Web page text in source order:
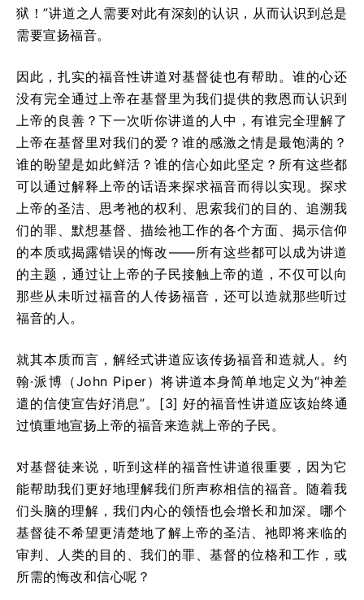
狱！”讲道之人需要对此有深刻的认识，从而认识到总是
需要宣扬福音。
因此，扎实的福音性讲道对基督徒也有帮助。谁的心还
没有完全通过上帝在基督里为我们提供的救恩而认识到
上帝的良善？下一次听你讲道的人中，有谁完全理解了
上帝在基督里对我们的爱？谁的感激之情是最饱满的？
谁的盼望是如此鲜活？谁的信心如此坚定？所有这些都
可以通过解释上帝的话语来探求福音而得以实现。探求
上帝的圣洁、思考祂的权利、思索我们的目的、追溯我
们的罪、默想基督、描绘祂工作的各个方面、揭示信仰
的本质或揭露错误的悔改——所有这些都可以成为讲道
的主题，通过让上帝的子民接触上帝的道，不仅可以向
那些从未听过福音的人传扬福音，还可以造就那些听过
福音的人。
就其本质而言，解经式讲道应该传扬福音和造就人。约
翰·派博（John Piper）将讲道本身简单地定义为“神差
遣的信使宣告好消息”。[3] 好的福音性讲道应该始终通
过慎重地宣扬上帝的福音来造就上帝的子民。
对基督徒来说，听到这样的福音性讲道很重要，因为它
能帮助我们更好地理解我们所声称相信的福音。随着我
们头脑的理解，我们内心的领悟也会增长和加深。哪个
基督徒不希望更清楚地了解上帝的圣洁、祂即将来临的
审判、人类的目的、我们的罪、基督的位格和工作，或
所需的悔改和信心呢？